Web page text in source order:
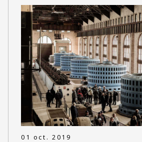
01 oct. 2019